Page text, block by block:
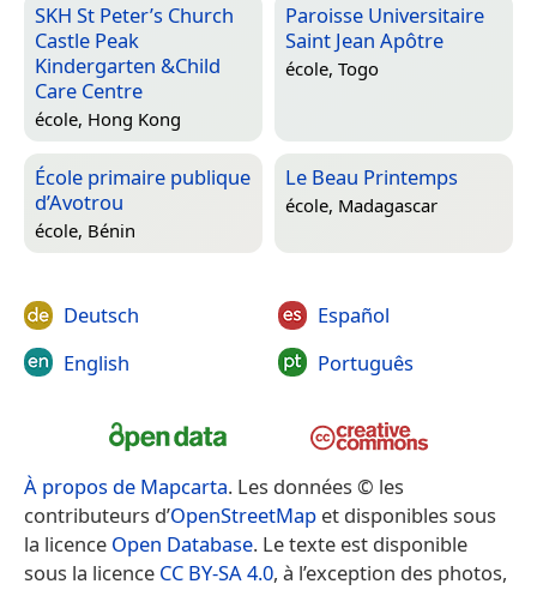
SKH St Peter’s Church
Castle Peak
Kindergarten &Child
Care Centre
école, Hong Kong
Paroisse Universitaire
Saint Jean Apôtre
école, Togo
École primaire publique
d’Avotrou
école, Bénin
Le Beau Printemps
école, Madagascar
Deutsch
English
Español
Português
À propos de Mapcarta. Les données © les
contributeurs d’OpenStreetMap et disponibles sous
la licence Open Database. Le texte est disponible
sous la licence CC BY-SA 4.0, à l’exception des photos,